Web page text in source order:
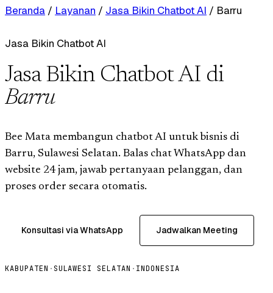
Beranda / Layanan / Jasa Bikin Chatbot AI / Barru
Jasa Bikin Chatbot AI
Jasa Bikin Chatbot AI di
Barru
Bee Mata membangun chatbot AI untuk bisnis di
Barru, Sulawesi Selatan. Balas chat WhatsApp dan
website 24 jam, jawab pertanyaan pelanggan, dan
proses order secara otomatis.
Konsultasi via WhatsApp Jadwalkan Meeting
KABUPATEN · SULAWESI SELATAN · INDONESIA